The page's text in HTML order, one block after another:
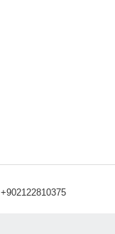
+902122810375